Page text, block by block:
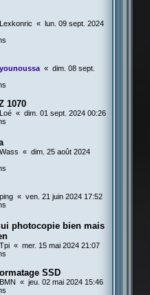
Lexkonric « lun. 09 sept. 2024
younoussa « dim. 08 sept.
1070
Loé « dim. 01 sept. 2024 00:26
Wass « dim. 25 août 2024
ping « ven. 21 juin 2024 17:52
photocopie bien mais
Tpi « mer. 15 mai 2024 21:07
SSD
BMN « jeu. 02 mai 2024 15:46